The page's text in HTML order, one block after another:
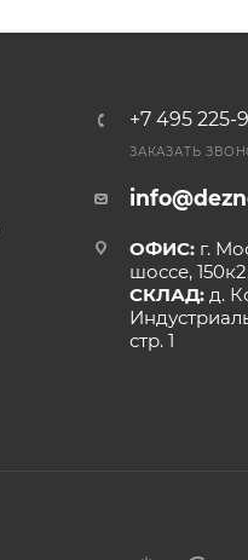
+7 495 225-
ЗАКАЗАТЬ
ОФИС: г.
шоссе,
СКЛАД: д.
стр. 1